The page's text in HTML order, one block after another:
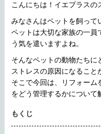
こんにちは！イエプラスの
みなさんはペットを飼って
ペットは大切な家族の一員
う気を遣いますよね。
そんなペットの動物たちに
ストレスの原因になること
そこで今回は、リフォーム
をどう管理するかについて
もくじ